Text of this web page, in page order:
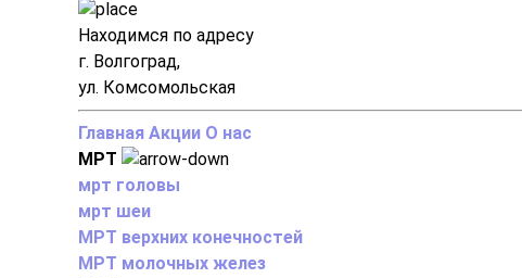
Находимся по адресу
г. Волгоград,
ул. Комсомольская
Главная Акции О нас
МРТ
мрт головы
мрт шеи
МРТ верхних конечностей
МРТ молочных желез